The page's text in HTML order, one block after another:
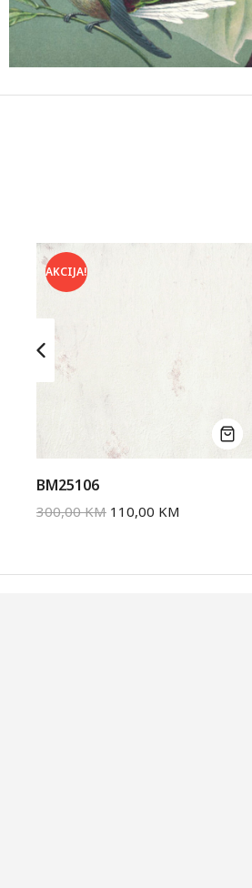
AKCIJA!
BM25106
300,00KM 110,00 KM